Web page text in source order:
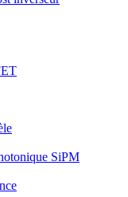
SiPM